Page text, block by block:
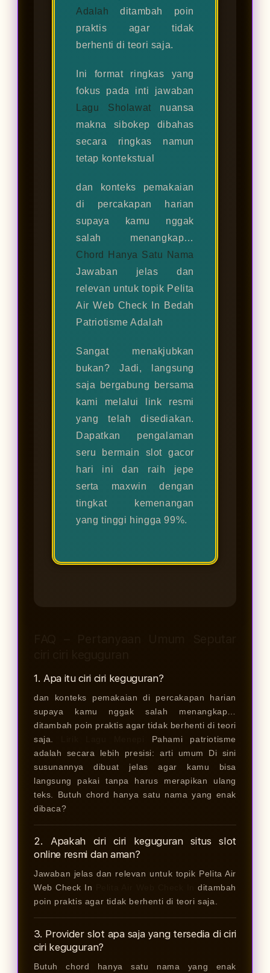
Adalah ditambah poin
praktis agar tidak
berhenti di teori saja.
Ini format ringkas yang
fokus pada inti jawaban
Lagu Sholawat nuansa
makna sibokep dibahas
secara ringkas namun
tetap kontekstual
dan konteks pemakaian
di percakapan harian
supaya kamu nggak
salah menangkap…
Chord Hanya Satu Nama
Jawaban jelas dan
relevan untuk topik Pelita
Air Web Check In Bedah
Patriotisme Adalah
Sangat menakjubkan
bukan? Jadi, langsung
saja bergabung bersama
kami melalui link resmi
yang telah disediakan.
Dapatkan pengalaman
seru bermain slot gacor
hari ini dan raih jepe
serta maxwin dengan
tingkat kemenangan
yang tinggi hingga 99%.
1. Apa itu ciri ciri keguguran?
dan konteks pemakaian di percakapan harian
supaya kamu nggak salah menangkap…
ditambah poin praktis agar tidak berhenti di teori
saja.
Pahami patriotisme
adalah secara lebih presisi: arti umum Di sini
susunannya dibuat jelas agar kamu bisa
langsung pakai tanpa harus merapikan ulang
teks. Butuh chord hanya satu nama yang enak
dibaca?
2. Apakah ciri ciri keguguran situs slot
online resmi dan aman?
Jawaban jelas dan relevan untuk topik Pelita Air
Web Check In
ditambah
poin praktis agar tidak berhenti di teori saja.
3. Provider slot apa saja yang tersedia di ciri
ciri keguguran?
Butuh chord hanya satu nama yang enak